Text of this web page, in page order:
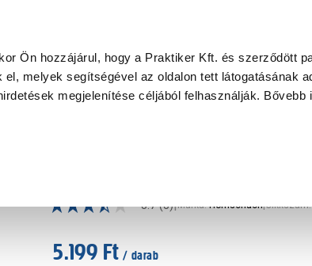
Ön hozzájárul, hogy a Praktiker Kft. és szerződött
melyek segítségével az oldalon tett látogatásának
megjelenítése céljából felhasználják. Bővebb
Szakiajánló Ügyintézés és Információ
3.7 (3)|Márka: Hornschuch|Cikkszám:
5.199 Ft / darab